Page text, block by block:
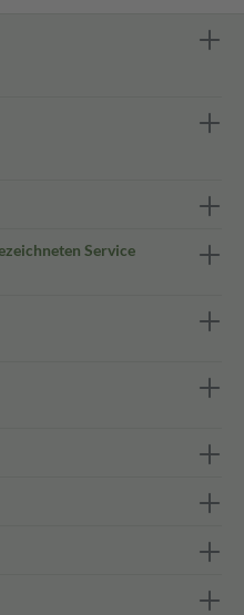
Service